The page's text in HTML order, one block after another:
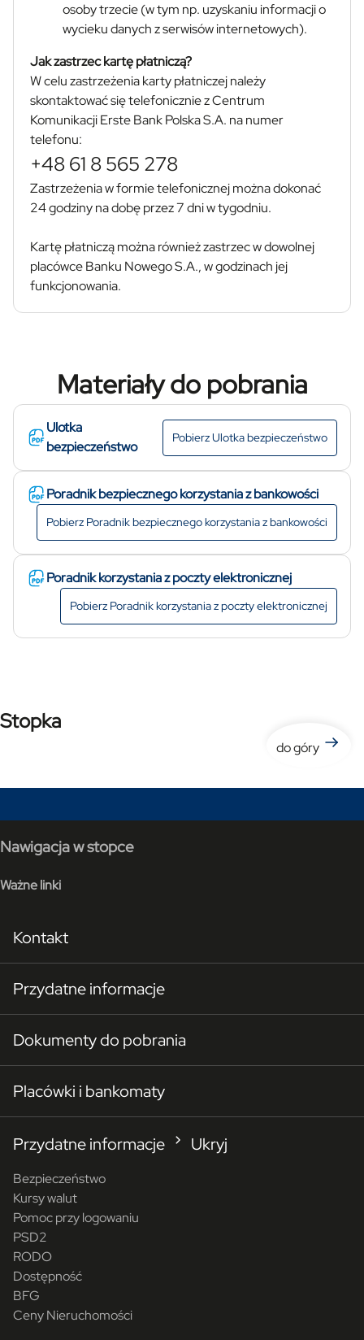
osoby trzecie (w tym np. uzyskaniu informacji o
wycieku danych z serwisów internetowych).
Jak zastrzec kartę płatniczą?
W celu zastrzeżenia karty płatniczej należy
skontaktować się telefonicznie z Centrum
Komunikacji Erste Bank Polska S.A. na numer
telefonu:
+48 61 8 565 278
Zastrzeżenia w formie telefonicznej można dokonać
24 godziny na dobę przez 7 dni w tygodniu.
Kartę płatniczą można również zastrzec w dowolnej
placówce Banku Nowego S.A., w godzinach jej
funkcjonowania.
Materiały do pobrania
Ulotka
bezpieczeństwo
PobierzUlotka bezpieczeństwo
Poradnik bezpiecznego korzystania z bankowości
Pobierz Poradnik bezpiecznego korzystania z bankowości
Poradnik korzystania z poczty elektronicznej
Pobierz Poradnik korzystania z poczty elektronicznej
Stopka
Nawigacja w stopce
Ważne linki
Kontakt
Przydatne informacje
Dokumenty do pobrania
Placówki i bankomaty
Przydatne informacje Ukryj
Bezpieczeństwo
Kursy walut
Pomoc przy logowaniu
PSD2
RODO
Dostępność
BFG
Ceny Nieruchomości
do góry